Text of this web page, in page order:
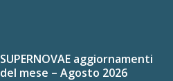
SUPERNOVAE aggiornamenti
del mese – Agosto 2026